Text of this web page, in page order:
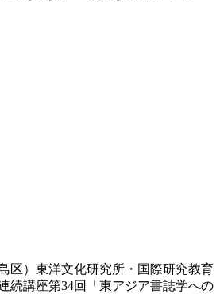
区）東洋文化研究所・国際研究教育
続講座第34回「東アジア書誌学への